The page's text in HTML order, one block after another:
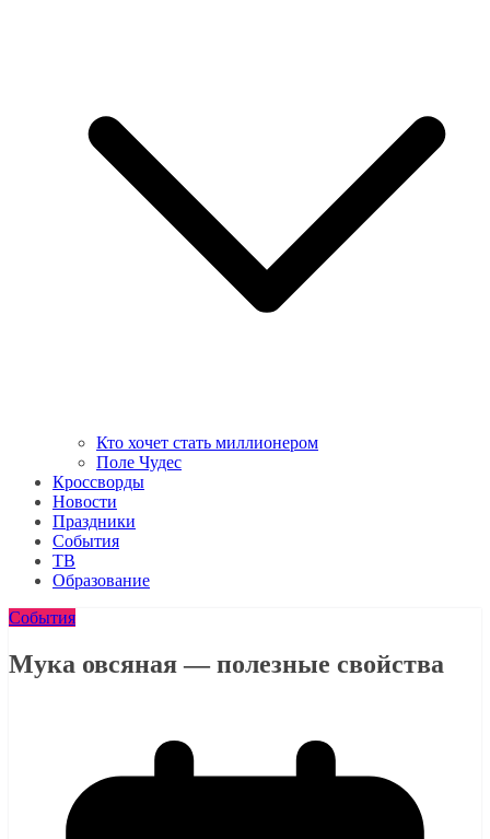
Кто хочет стать миллионером
Поле Чудес
Кроссворды
Новости
Праздники
События
ТВ
Образование
События
Мука овсяная — полезные свойства